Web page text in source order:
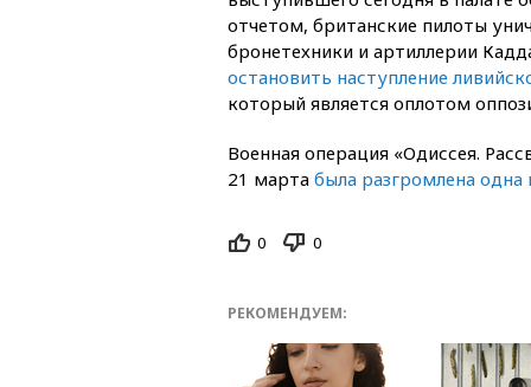
отчетом, британские пилоты
бронетехники и артиллерии
остановить наступление
который является оплотом
Военная операция «Одиссея.
21 марта была разгромлена
0 0
РЕКОМЕНДУЕМ: